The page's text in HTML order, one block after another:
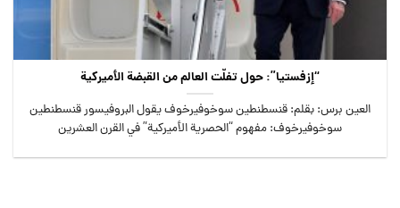
“إزفستيا”: حول تفلّت العالم من القبضة الأميركية
العين برس: بقلم: قنسطنطين سوخوفيرخوف يقول البروفيسور قنسطنطين
سوخوفيرخوف: مفهوم “الحصرية الأميركية” في القرن العشرين